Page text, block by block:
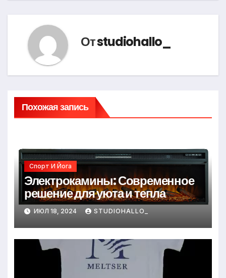
Отstudiohallo_
Похожая запись
Спорт И Йога
Электрокамины: Современное
решение для уюта и тепла
ИЮЛ 18, 2024 STUDIOHALLO_